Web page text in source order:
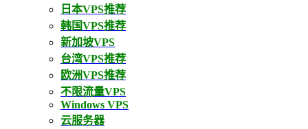
日本VPS推荐
韩国VPS推荐
新加坡VPS
台湾VPS推荐
欧洲VPS推荐
不限流量VPS
Windows VPS
云服务器